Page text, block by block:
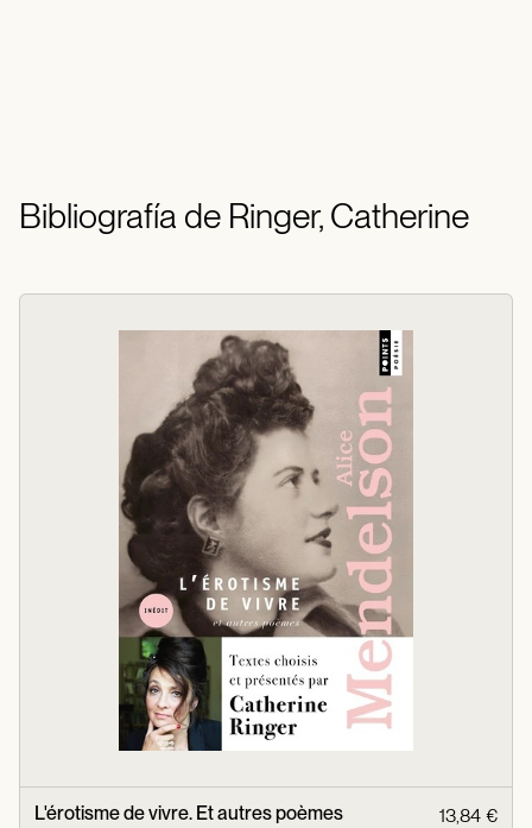
Bibliografía de Ringer, Catherine
L'érotisme de vivre. Et autres poèmes 13,84 €